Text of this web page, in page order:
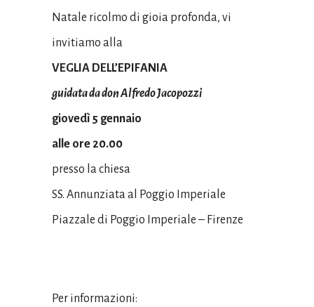
Natale ricolmo di gioia profonda, vi
invitiamo alla
VEGLIA DELL’EPIFANIA
guidata da don Alfredo Jacopozzi
giovedì 5 gennaio
alle ore 20.00
presso la chiesa
SS. Annunziata al Poggio Imperiale
Piazzale di Poggio Imperiale – Firenze
Per informazioni: